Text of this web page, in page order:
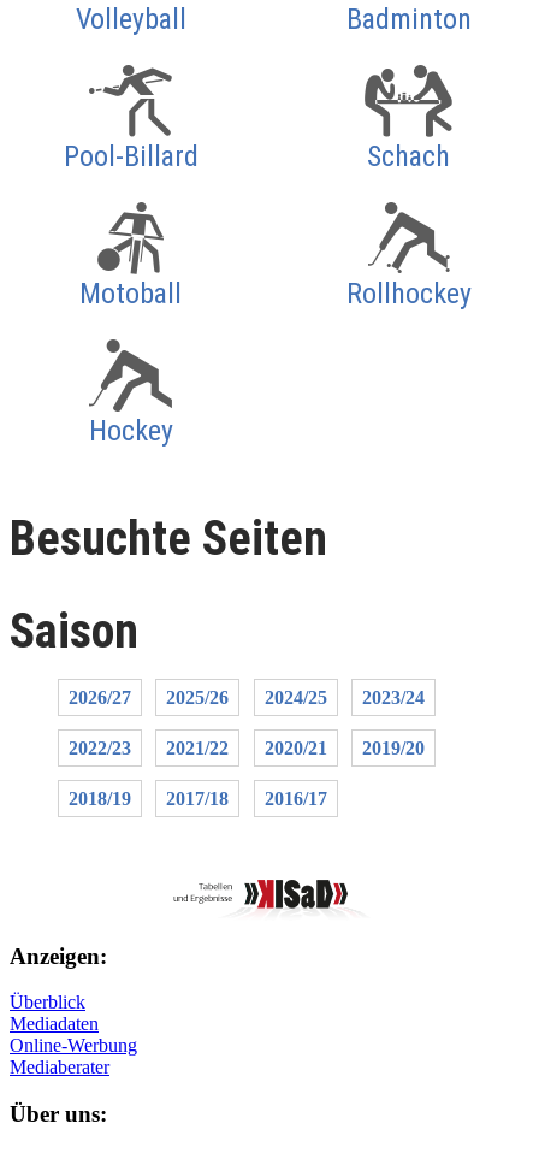
Volleyball Badminton
Pool-Billard Schach
Motoball Rollhockey
Hockey
Besuchte Seiten
Saison
2026/27 2025/26 2024/25 2023/24
2022/23 2021/22 2020/21 2019/20
2018/19 2017/18 2016/17
Anzeigen:
Überblick
Mediadaten
Online-Werbung
Mediaberater
Über uns: